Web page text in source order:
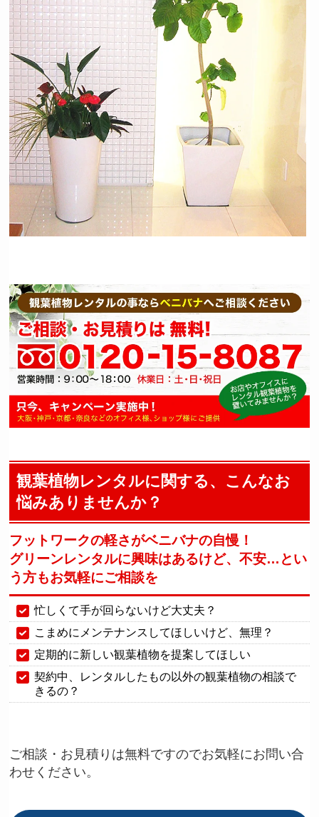
観葉植物レンタルに関する、こんなお
悩みありませんか？
フットワークの軽さがベニバナの自慢！
グリーンレンタルに興味はあるけど、不安… とい
う方もお気軽にご相談を
忙しくて手が回らないけど大丈夫？
こまめにメンテナンスしてほしいけど、無理？
定期的に新しい観葉植物を提案してほしい
契約中、レンタルしたもの以外の観葉植物の相談で
きるの？
ご相談・お見積りは無料ですのでお気軽にお問い合
わせください。